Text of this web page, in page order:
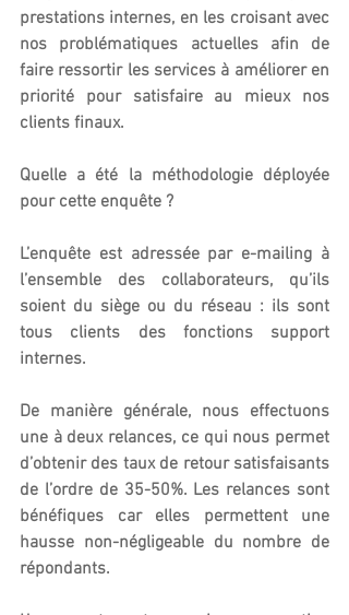
prestations internes, en les croisant avec
nos problématiques actuelles afin de
faire ressortir les services à améliorer en
priorité pour satisfaire au mieux nos
clients finaux.
Quelle a été la méthodologie déployée
pour cette enquête ?
L’enquête est adressée par e-mailing à
l’ensemble des collaborateurs, qu’ils
soient du siège ou du réseau : ils sont
tous clients des fonctions support
internes.
De manière générale, nous effectuons
une à deux relances, ce qui nous permet
d’obtenir des taux de retour satisfaisants
de l’ordre de 35-50%. Les relances sont
bénéfiques car elles permettent une
hausse non-négligeable du nombre de
répondants.